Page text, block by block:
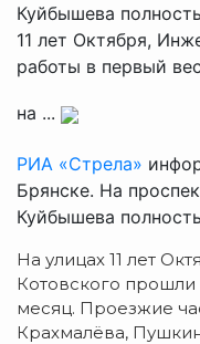
Куйбышева
11 лет Октября,
работы в первый
на ...
РИА «Стрела»
Брянске. На
Куйбышева
На улицах 11 лет
Котовского
месяц. Проезжие
Крахмалёва,